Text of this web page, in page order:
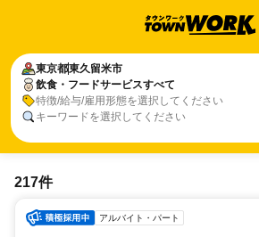
東京都東久留米市
飲食・フードサービスすべて
特徴/給与/雇用形態を選択してください
キーワードを選択してください
217件
アルバイト・パート